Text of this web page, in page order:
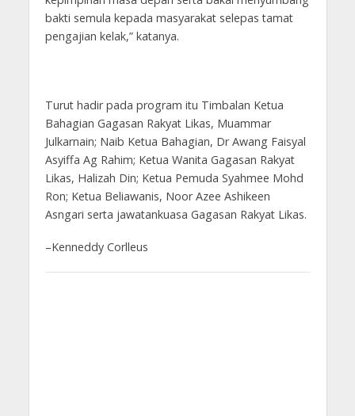
bakti semula kepada masyarakat selepas tamat
pengajian kelak,” katanya.
Turut hadir pada program itu Timbalan Ketua
Bahagian Gagasan Rakyat Likas, Muammar
Julkarnain; Naib Ketua Bahagian, Dr Awang Faisyal
Asyiffa Ag Rahim; Ketua Wanita Gagasan Rakyat
Likas, Halizah Din; Ketua Pemuda Syahmee Mohd
Ron; Ketua Beliawanis, Noor Azee Ashikeen
Asngari serta jawatankuasa Gagasan Rakyat Likas.
–Kenneddy Corlleus